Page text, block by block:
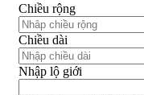
Chiều rộng
Chiều dài
Nhập lộ giới